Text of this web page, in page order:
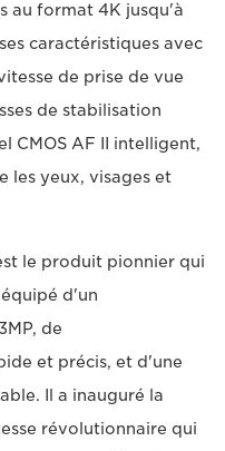
au format 4K jusqu'à
caractéristiques avec
de prise de vue
de stabilisation
CMOS AF II intelligent,
les yeux, visages et
le produit pionnier qui
équipé d'un
de
et précis, et d'une
Il a inauguré la
révolutionnaire qui